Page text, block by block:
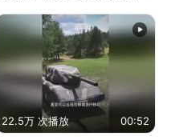
要么俄毁灭
22.5万 次播放 00:52